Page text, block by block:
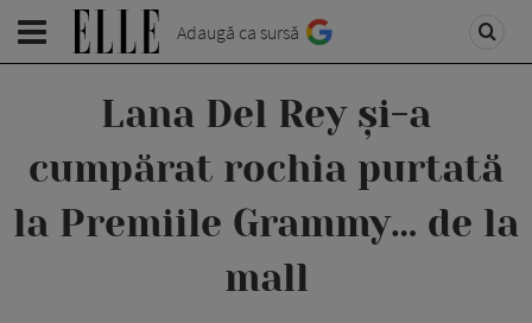
Adaugă ca sursă
Lana Del Rey și-a
cumpărat rochia purtată
la Premiile Grammy… de la
mall